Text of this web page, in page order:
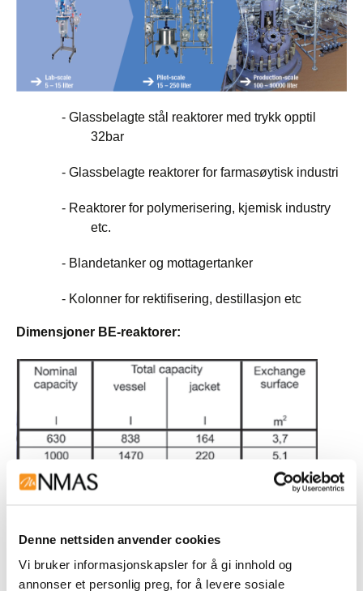
Denne nettsiden anvender cookies
Vi bruker informasjonskapsler for å gi innhold og
annonser et personlig preg, for å levere sosiale
- Glassbelagte stål reaktorer med trykk opptil
32bar
- Glassbelagte reaktorer for farmasøytisk industri
- Reaktorer for polymerisering, kjemisk industry
etc.
- Blandetanker og mottagertanker
- Kolonner for rektifisering, destillasjon etc
Dimensjoner BE-reaktorer: